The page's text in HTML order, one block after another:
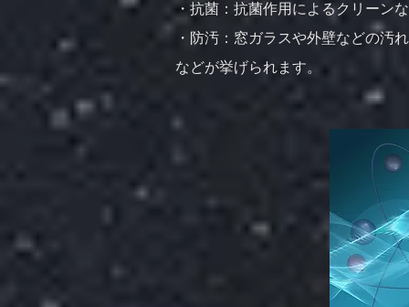
・抗菌：抗菌作用によるクリーン
・防汚：窓ガラスや外壁などの汚
などが挙げられます。